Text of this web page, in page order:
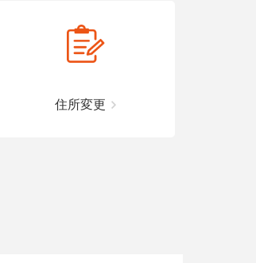
住所変更